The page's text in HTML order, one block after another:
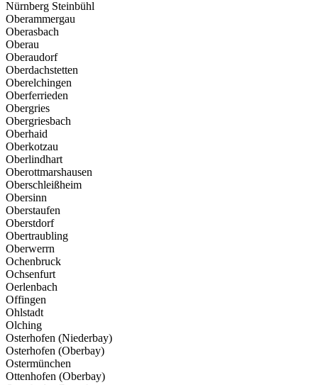
Nürnberg Steinbühl
Oberammergau
Oberasbach
Oberau
Oberaudorf
Oberdachstetten
Oberelchingen
Oberferrieden
Obergries
Obergriesbach
Oberhaid
Oberkotzau
Oberlindhart
Oberottmarshausen
Oberschleißheim
Obersinn
Oberstaufen
Oberstdorf
Obertraubling
Oberwerrn
Ochenbruck
Ochsenfurt
Oerlenbach
Offingen
Ohlstadt
Olching
Osterhofen (Niederbay)
Osterhofen (Oberbay)
Ostermünchen
Ottenhofen (Oberbay)